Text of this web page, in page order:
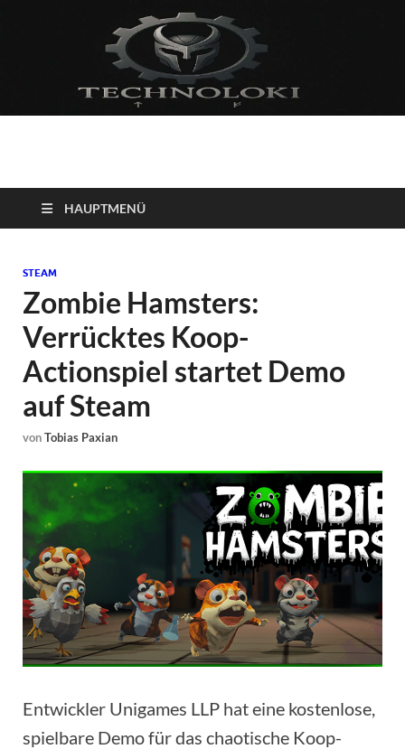
Technoloki: Gaming
und Entertainment
News
Blockbuster, Indie-Perlen und Retro-Klassiker.
HAUPTMENÜ
STEAM
Zombie Hamsters:
Verrücktes Koop-
Actionspiel startet Demo
auf Steam
vonTobias Paxian
Entwickler Unigames LLP hat eine kostenlose,
spielbare Demo für das chaotische Koop-